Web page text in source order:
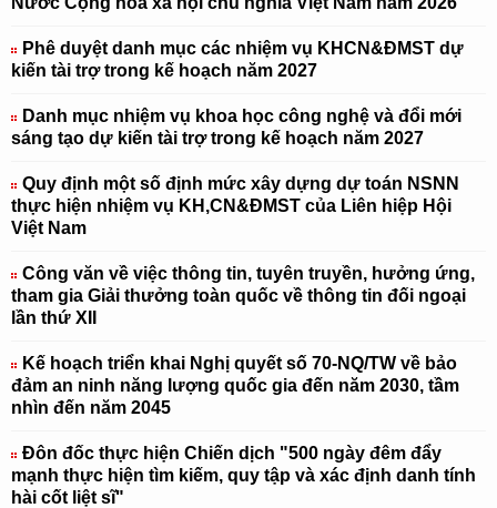
Phê duyệt danh mục các nhiệm vụ KHCN&ĐMST dự
kiến tài trợ trong kế hoạch năm 2027
Danh mục nhiệm vụ khoa học công nghệ và đổi mới
sáng tạo dự kiến tài trợ trong kế hoạch năm 2027
Quy định một số định mức xây dựng dự toán NSNN
thực hiện nhiệm vụ KH,CN&ĐMST của Liên hiệp Hội
Việt Nam
Công văn về việc thông tin, tuyên truyền, hưởng ứng,
tham gia Giải thưởng toàn quốc về thông tin đối ngoại
lần thứ XII
Kế hoạch triển khai Nghị quyết số 70-NQ/TW về bảo
đảm an ninh năng lượng quốc gia đến năm 2030, tầm
nhìn đến năm 2045
Đôn đốc thực hiện Chiến dịch "500 ngày đêm đẩy
mạnh thực hiện tìm kiếm, quy tập và xác định danh tính
hài cốt liệt sĩ"